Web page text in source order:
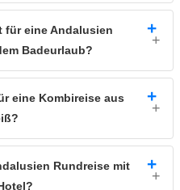
für eine Andalusien
Badeurlaub?
eine Kombireise aus
Rundreise mit